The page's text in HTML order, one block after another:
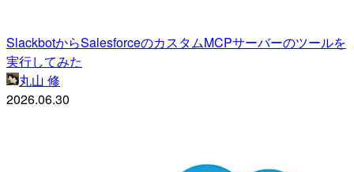
SlackbotからSalesforceのカスタムMCPサーバーのツールを
実行してみた
丸山 修
2026.06.30